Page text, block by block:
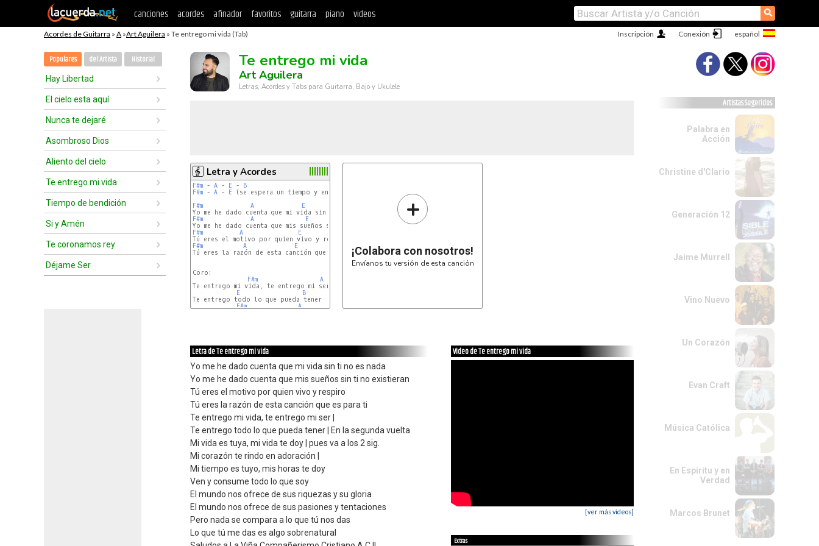
canciones acordes afinador favoritos guitarra piano videos ⚲
Acordes de Guitarra » A »Art Aguilera » Te entrego mi vida (Tab) Conexión
Inscripción
Populares del Artista Historial
Hay Libertad
El cielo esta aquí
Nunca te dejaré
Asombroso Dios
Aliento del cielo
Te entrego mi vida
Tiempo de bendición
Si y Amén
Te coronamos rey
Déjame Ser
Te entrego mi vida
Art Aguilera
Letras, Acordes y Tabs para Guitarra, Bajo y Ukulele
Letra y Acordes
F#m - A - E - B
F#m - A - E (se espera un tiempo y entra)
F#m
A E
F#m
A E
F#m
A E
F#m
A E
Tú eres la razón de esta canción que es para ti
Coro:
F#m
A
Te entrego mi vida, te entrego mi ser |
E
B
Te entrego todo lo que pueda tener    | En la segunda vuelta
F#m
A
        | se repite esto y des-
+
¡Colabora con nosotros!
Envíanos tu versión de esta canción
Letra de Te entrego mi vida
Yo me he dado cuenta que mi vida sin ti no es nada
Yo me he dado cuenta que mis sueños sin ti no existieran
Tú eres el motivo por quien vivo y respiro
Tú eres la razón de esta canción que es para ti
Te entrego mi vida, te entrego mi ser |
Te entrego todo lo que pueda tener | En la segunda vuelta
Mi vida es tuya, mi vida te doy | pues va a los 2 sig.
Mi corazón te rindo en adoración |
Mi tiempo es tuyo, mis horas te doy
Ven y consume todo lo que soy
El mundo nos ofrece de sus riquezas y su gloria
El mundo nos ofrece de sus pasiones y tentaciones
Pero nada se compara a lo que tú nos das
Lo que tú me das es algo sobrenatural
Video de Te entrego mi vida
[ver más videos]
Extras
Artistas Sugeridos
Palabra en
Acción
Christine d'Clario
Generación 12
Jaime Murrell
Vino Nuevo
Un Corazón
Evan Craft
Música Católica
En Espiritu y en
Verdad
Marcos Brunet